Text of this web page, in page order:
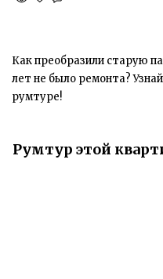
Как преобразили старую
лет не было ремонта?
румтуре!
Румтур этой